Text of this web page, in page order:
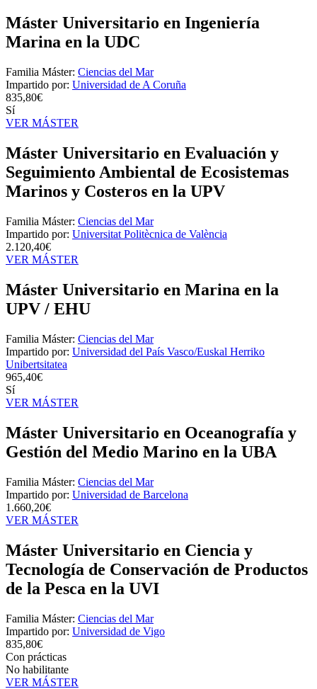
Máster Universitario en Ingeniería
Marina en la UDC
Familia Máster: Ciencias del Mar
Impartido por: Universidad de A Coruña
835,80€
Sí
VER MÁSTER
Máster Universitario en Evaluación y
Seguimiento Ambiental de Ecosistemas
Marinos y Costeros en la UPV
Familia Máster: Ciencias del Mar
Impartido por: Universitat Politècnica de València
2.120,40€
VER MÁSTER
Máster Universitario en Marina en la
UPV / EHU
Familia Máster: Ciencias del Mar
Impartido por: Universidad del País Vasco/Euskal Herriko
Unibertsitatea
965,40€
Sí
VER MÁSTER
Máster Universitario en Oceanografía y
Gestión del Medio Marino en la UBA
Familia Máster: Ciencias del Mar
Impartido por: Universidad de Barcelona
1.660,20€
VER MÁSTER
Máster Universitario en Ciencia y
Tecnología de Conservación de Productos
de la Pesca en la UVI
Familia Máster: Ciencias del Mar
Impartido por: Universidad de Vigo
835,80€
Con prácticas
No habilitante
VER MÁSTER